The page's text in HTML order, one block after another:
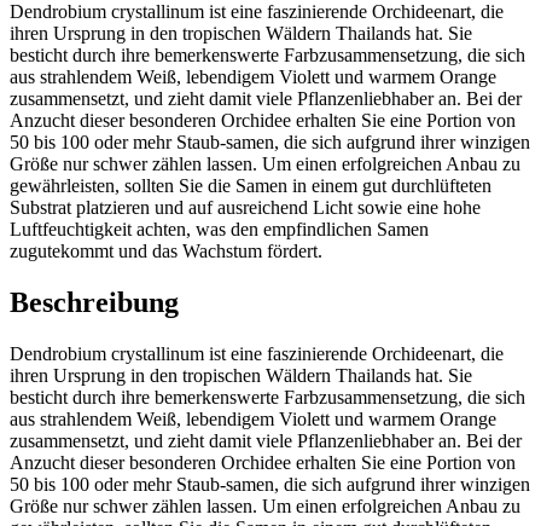
Dendrobium crystallinum ist eine faszinierende Orchideenart, die
ihren Ursprung in den tropischen Wäldern Thailands hat. Sie
besticht durch ihre bemerkenswerte Farbzusammensetzung, die sich
aus strahlendem Weiß, lebendigem Violett und warmem Orange
zusammensetzt, und zieht damit viele Pflanzenliebhaber an. Bei der
Anzucht dieser besonderen Orchidee erhalten Sie eine Portion von
50 bis 100 oder mehr Staub-samen, die sich aufgrund ihrer winzigen
Größe nur schwer zählen lassen. Um einen erfolgreichen Anbau zu
gewährleisten, sollten Sie die Samen in einem gut durchlüfteten
Substrat platzieren und auf ausreichend Licht sowie eine hohe
Luftfeuchtigkeit achten, was den empfindlichen Samen
zugutekommt und das Wachstum fördert.
Beschreibung
Dendrobium crystallinum ist eine faszinierende Orchideenart, die
ihren Ursprung in den tropischen Wäldern Thailands hat. Sie
besticht durch ihre bemerkenswerte Farbzusammensetzung, die sich
aus strahlendem Weiß, lebendigem Violett und warmem Orange
zusammensetzt, und zieht damit viele Pflanzenliebhaber an. Bei der
Anzucht dieser besonderen Orchidee erhalten Sie eine Portion von
50 bis 100 oder mehr Staub-samen, die sich aufgrund ihrer winzigen
Größe nur schwer zählen lassen. Um einen erfolgreichen Anbau zu